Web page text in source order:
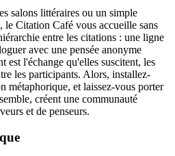
salons littéraires ou un simple
le Citation Café vous accueille sans
entre les citations : une ligne
avec une pensée anonyme
est l'échange qu'elles suscitent, les
les participants. Alors, installez-
métaphorique, et laissez-vous porter
créent une communauté
et de penseurs.